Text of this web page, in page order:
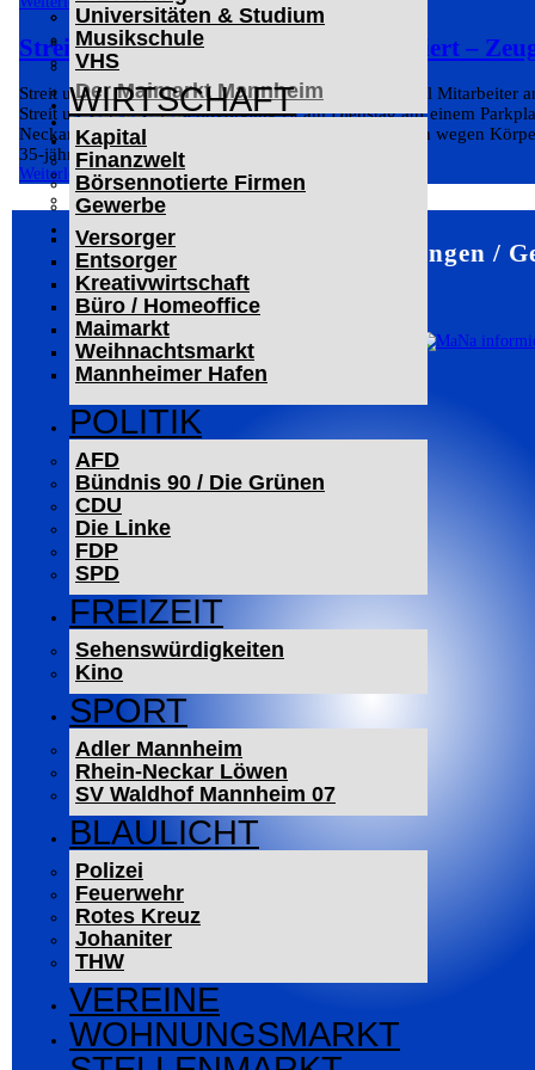
Universitäten & Studium
Musikschule
VHS
WIRTSCHAFT
Kapital
Finanzwelt
Börsennotierte Firmen
Gewerbe
Versorger
Entsorger
Kreativwirtschaft
Büro / Homeoffice
Maimarkt
Weihnachtsmarkt
Mannheimer Hafen
POLITIK
AFD
Bündnis 90 / Die Grünen
CDU
Die Linke
FDP
SPD
FREIZEIT
Sehenswürdigkeiten
Kino
SPORT
Adler Mannheim
Rhein-Neckar Löwen
SV Waldhof Mannheim 07
BLAULICHT
Polizei
Feuerwehr
Rotes Kreuz
Johaniter
THW
VEREINE
WOHNUNGSMARKT
Der Mannheimer Wasserturm
Das Technoseum Mannheim
Die Alte Feuerwache
Der Maimarkt Mannheim
LESERBRIEFE
ARCHIV
Das Neueste
Leitartikel
WERBUNG
Streit um Abschleppmaßnahme eskaliert –
Streit um Abschleppkosten eskaliert – BMW-Fahrer soll Mitarbeiter
Streit um einen Abschleppvorgang ist am Dienstag auf einem
Neckarvorlandstraße eskaliert. Die Polizei ermittelt nun wegen
35-jährigen...
Weiterlesen
Mannheim – Veranstaltungen /